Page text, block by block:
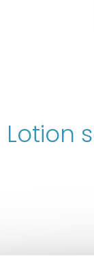
Lotion